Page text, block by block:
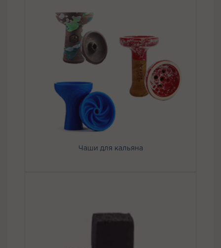
Чаши для кальяна